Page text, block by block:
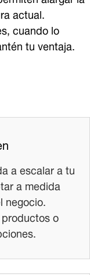
actual.
cuando lo
tu ventaja.
a escalar a tu
a medida
negocio.
o